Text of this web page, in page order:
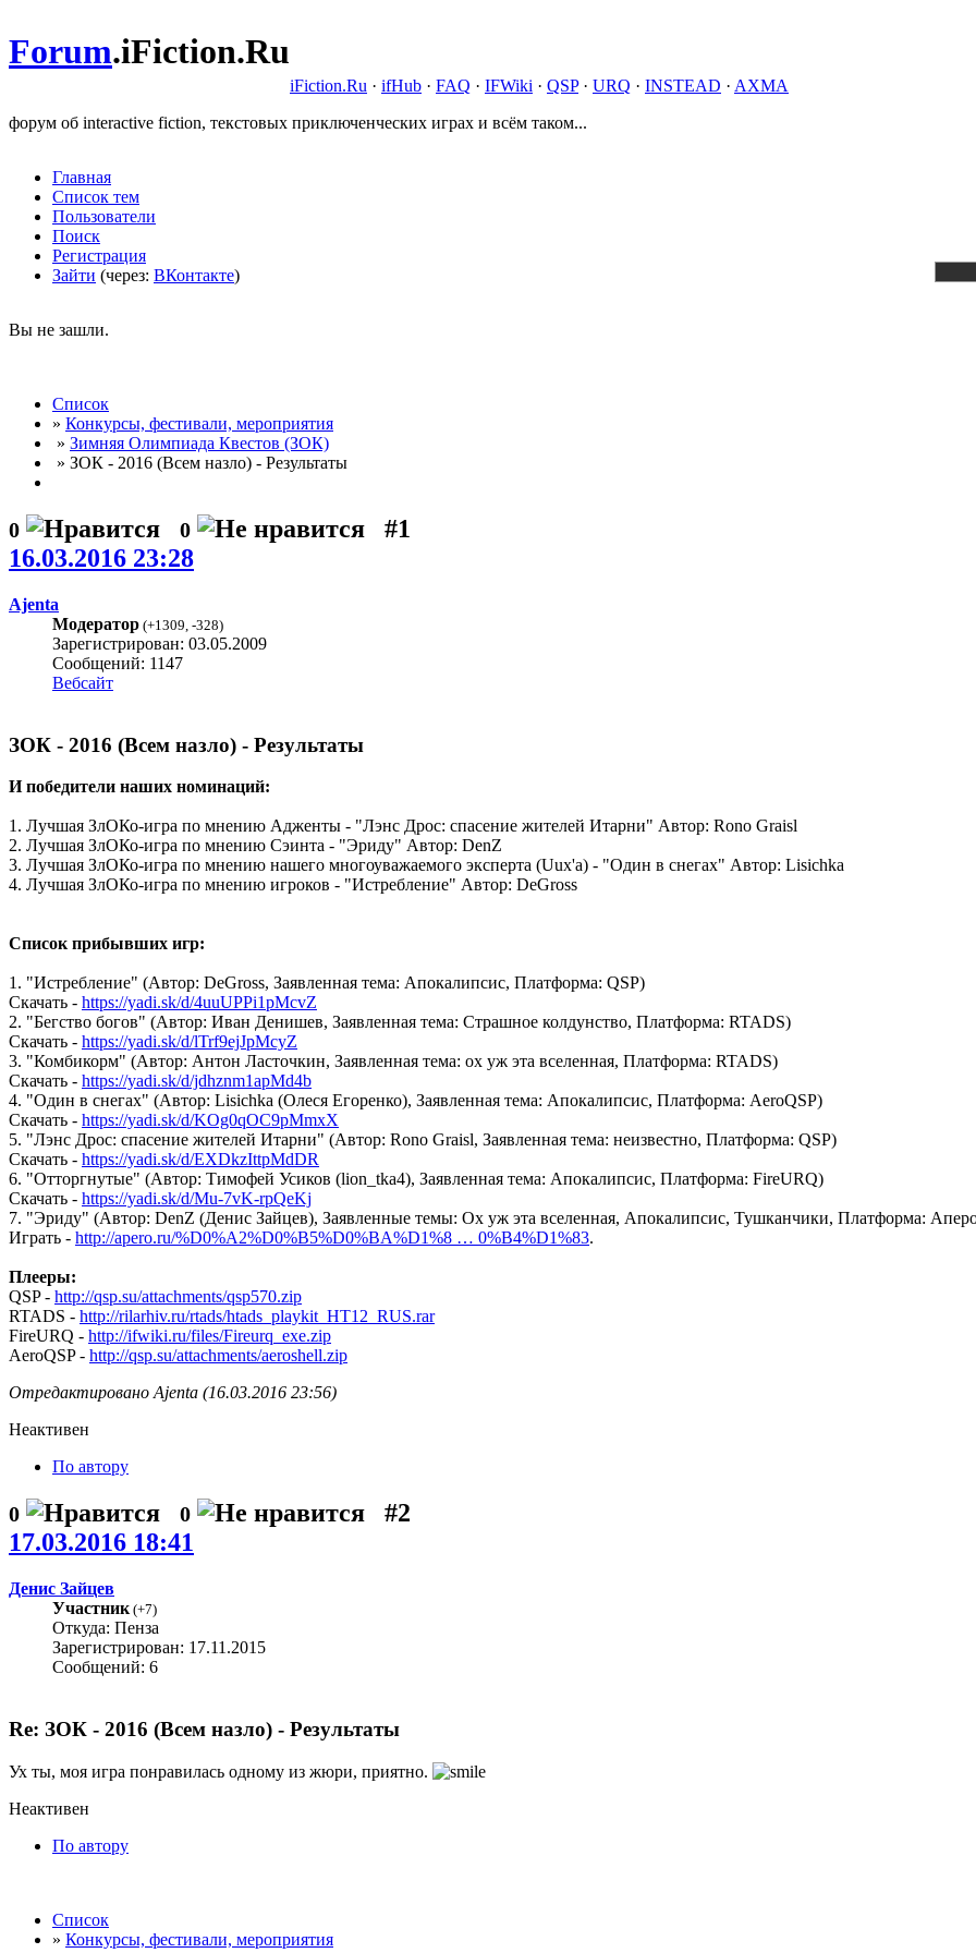
Forum.iFiction.Ru
iFiction.Ru · ifHub · FAQ · IFWiki · QSP· URQ · INSTEAD · AXMA
форум об interactive fiction, текстовых приключенческих играх и всём таком...
Главная
Список тем
Пользователи
Поиск
Регистрация
Зайти (через: ВКонтакте)
Вы не зашли.
Список
» Конкурсы, фестивали, мероприятия
» Зимняя Олимпиада Квестов (ЗОК)
» ЗОК - 2016 (Всем назло) - Результаты
0 0
#1
16.03.2016 23:28
Ajenta
Модератор (+1309 -328)
Зарегистрирован: 03.05.2009
Сообщений: 1147
Вебсайт
ЗОК - 2016 (Всем назло) - Результаты
И победители наших номинаций:
1. Лучшая ЗлОКо-игра по мнению Адженты - "Лэнс Дрос: спасение жителей Итарни" Автор: Rono Graisl
2. Лучшая ЗлОКо-игра по мнению Сэинта - "Эриду" Автор: DenZ
3. Лучшая ЗлОКо-игра по мнению нашего многоуважаемого эксперта (Uux'а) - "Один в снегах" Автор: Lisichka
4. Лучшая ЗлОКо-игра по мнению игроков - "Истребление" Автор: DeGross
Список прибывших игр:
1. "Истребление" (Автор: DeGross, Заявленная тема: Апокалипсис, Платформа: QSP)
Скачать - https://yadi.sk/d/4uuUPPi1pMcvZ
2. "Бегство богов" (Автор: Иван Денишев, Заявленная тема: Страшное колдунство, Платформа: RTADS)
Скачать - https://yadi.sk/d/lTrf9ejJpMcyZ
3. "Комбикорм" (Автор: Антон Ласточкин, Заявленная тема: ох уж эта вселенная, Платформа: RTADS)
Скачать - https://yadi.sk/d/jdhznm1apMd4b
4. "Один в снегах" (Автор: Lisichka (Олеся Егоренко), Заявленная тема: Апокалипсис, Платформа: AeroQSP)
Скачать - https://yadi.sk/d/KOg0qOC9pMmxX
5. "Лэнс Дрос: спасение жителей Итарни" (Автор: Rono Graisl, Заявленная тема: неизвестно, Платформа: QSP)
Скачать - https://yadi.sk/d/EXDkzIttpMdDR
6. "Отторгнутые" (Автор: Тимофей Усиков (lion_tka4), Заявленная тема: Апокалипсис, Платформа: FireURQ)
Скачать - https://yadi.sk/d/Mu-7vK-rpQeKj
7. "Эриду" (Автор: DenZ (Денис Зайцев), Заявленные темы: Ох уж эта вселенная, Апокалипсис, Тушканчики, Платформа:
Играть - http://apero.ru/%D0%A2%D0%B5%D0%BA%D1%8 … 0%B4%D1%83.
Плееры:
QSP - http://qsp.su/attachments/qsp570.zip
RTADS - http://rilarhiv.ru/rtads/htads_playkit_HT12_RUS.rar
FireURQ - http://ifwiki.ru/files/Fireurq_exe.zip
AeroQSP - http://qsp.su/attachments/aeroshell.zip
Отредактировано Ajenta (16.03.2016 23:56)
Неактивен
По автору
0 0
#2
17.03.2016 18:41
Денис Зайцев
Участник(+7)
Откуда: Пенза
Зарегистрирован: 17.11.2015
Сообщений: 6
Re: ЗОК - 2016 (Всем назло) - Результаты
Ух ты, моя игра понравилась одному из жюри, приятно.
Неактивен
По автору
Список
» Конкурсы, фестивали, мероприятия